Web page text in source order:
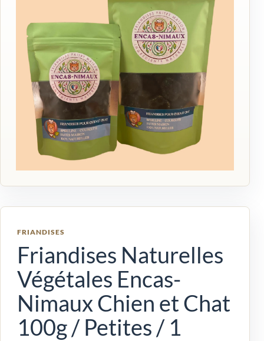
FRIANDISES
Friandises Naturelles
Végétales Encas-
Nimaux Chien et Chat
100g / Petites / 1